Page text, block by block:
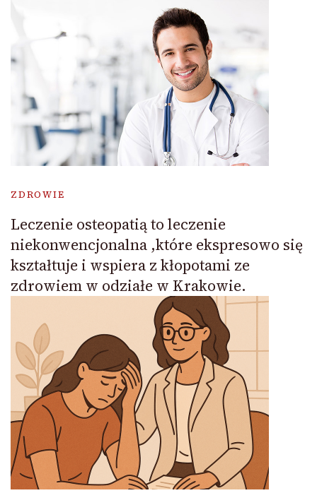
ZDROWIE
Leczenie osteopatią to leczenie
niekonwencjonalna ,które ekspresowo się
kształtuje i wspiera z kłopotami ze
zdrowiem w odziałe w Krakowie.